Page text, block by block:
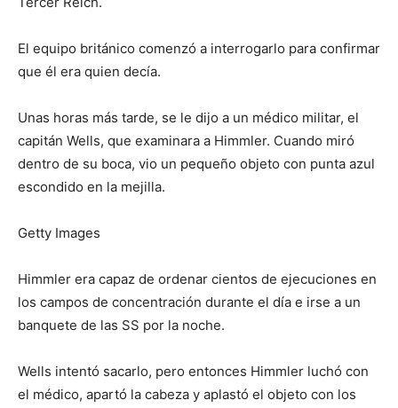
El equipo británico comenzó a interrogarlo para confirmar
que él era quien decía.
Unas horas más tarde, se le dijo a un médico militar, el
capitán Wells, que examinara a Himmler. Cuando miró
dentro de su boca, vio un pequeño objeto con punta azul
escondido en la mejilla.
Getty Images
Himmler era capaz de ordenar cientos de ejecuciones en
los campos de concentración durante el día e irse a un
banquete de las SS por la noche.
Wells intentó sacarlo, pero entonces Himmler luchó con
el médico, apartó la cabeza y aplastó el objeto con los